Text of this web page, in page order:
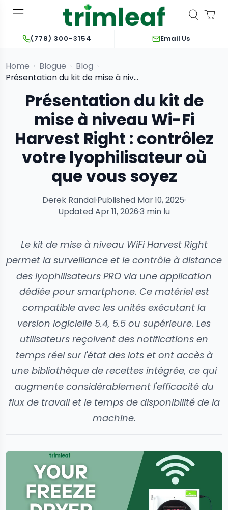
(778) 300-3154 Email Us
Home › Blogue › Blog ›
Présentation du kit de mise à niveau Wi-Fi Harv...
Présentation du kit de
mise à niveau Wi-Fi
Harvest Right : contrôlez
votre lyophilisateur où
que vous soyez
Derek RandalPublished Mar 10, 2025
Updated Apr 11, 20263 min lu
Le kit de mise à niveau WiFi Harvest Right
permet la surveillance et le contrôle à distance
des lyophilisateurs PRO via une application
dédiée pour smartphone. Ce matériel est
compatible avec les unités exécutant la
version logicielle 5.4, 5.5 ou supérieure. Les
utilisateurs reçoivent des notifications en
temps réel sur l'état des lots et ont accès à
une bibliothèque de recettes intégrée, ce qui
augmente considérablement l'efficacité du
flux de travail et le temps de disponibilité de la
machine.